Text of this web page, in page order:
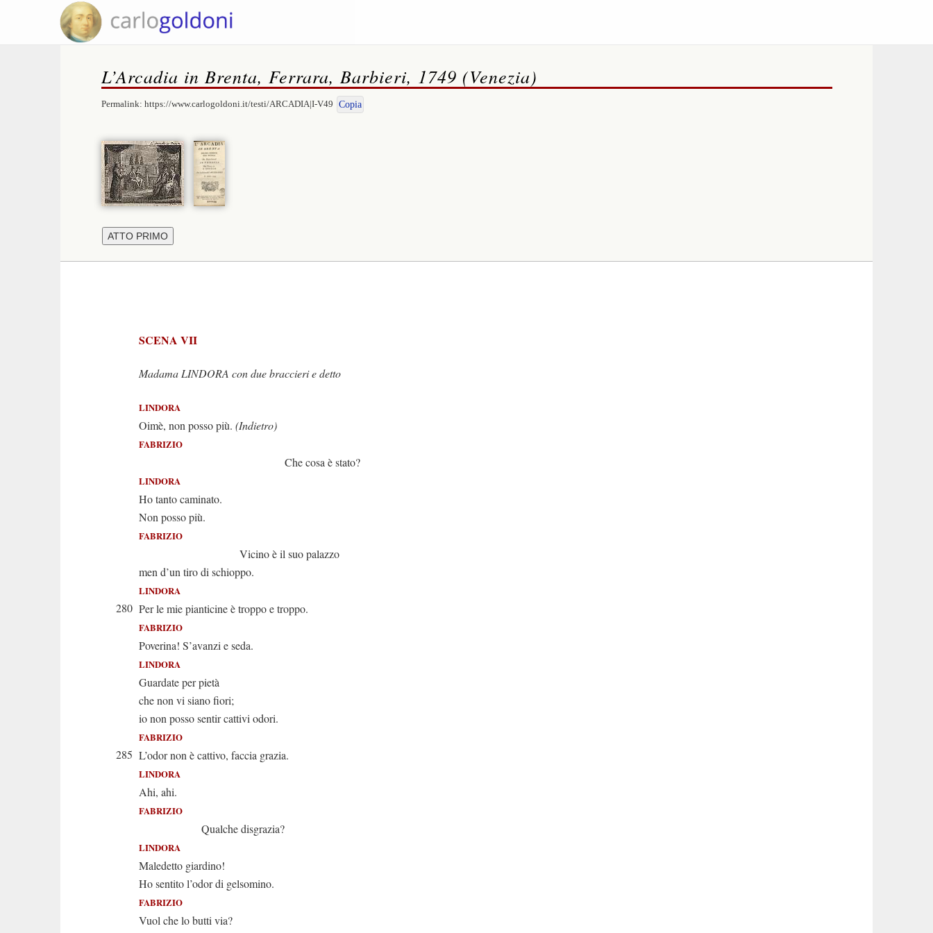
L’Arcadia in Brenta, Ferrara, Barbieri, 1749 (Venezia)
Permalink: https://www.carlogoldoni.it/testi/ARCADIA|I-V49 Copia
SCENA VII
Madama LINDORA con due braccieri e detto
LINDORA
Oimè, non posso più. (Indietro)
FABRIZIO
Che cosa è stato?
LINDORA
Ho tanto caminato.
Non posso più.
FABRIZIO
Vicino è il suo palazzo
men d’un tiro di schioppo.
LINDORA
280 Per le mie pianticine è troppo e troppo.
FABRIZIO
Poverina! S’avanzi e seda.
LINDORA
Guardate per pietà
che non vi siano fiori;
io non posso sentir cattivi odori.
FABRIZIO
285 L’odor non è cattivo, faccia grazia.
LINDORA
Ahi, ahi.
FABRIZIO
Qualche disgrazia?
LINDORA
Maledetto giardino!
Ho sentito l’odor di gelsomino.
FABRIZIO
Vuol che lo butti via?